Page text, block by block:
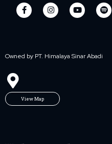
Owned by PT. Himalaya Sinar Abadi
View Map